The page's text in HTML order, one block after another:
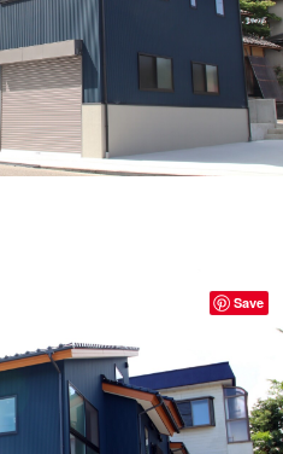
Save